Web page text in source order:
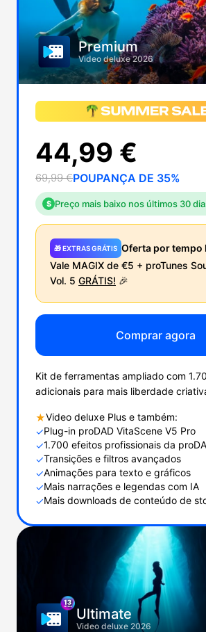
Premium
Video deluxe 2026
44,99 €
69,99 €POUPANÇA DE 35%
$ Preço mais baixo nos últimos 30
🎁 EXTRAS GRÁTIS Oferta por tempo
Vale MAGIX de €5 + proTunes
Vol. 5 GRÁTIS! 🎉
Comprar agora
Kit de ferramentas ampliado com
adicionais para mais liberdade
★Video deluxe Plus e também:
✓Plug-in proDAD VitaScene V5 Pro
✓1.700 efeitos profissionais da
✓Transições e filtros avançados
✓Animações para texto e gráficos
✓Mais narrações e legendas com IA
✓Mais downloads de conteúdo de
Ultimate
Video deluxe 2026